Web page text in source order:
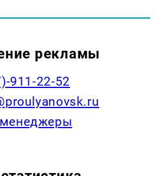
рекламы
911-22-52